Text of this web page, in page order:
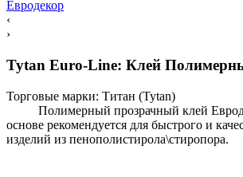
‹
›
Tytan Euro-Line: Клей
Торговые марки: Титан (Tytan)
Полимерный прозрачный клей
основе рекомендуется для быстрого и
изделий из пенополистирола\стиропора.